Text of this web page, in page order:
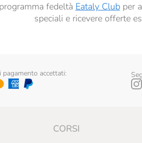
fedeltà Eataly Clubper
speciali e ricevere offerte
pagamento accettati:
CORSI